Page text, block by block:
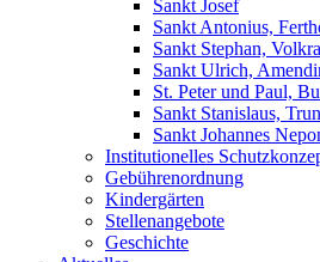
Sankt Josef
Sankt Antonius,
Sankt Stephan,
Sankt Ulrich,
St. Peter und Paul,
Sankt Stanislaus,
Sankt Johannes
Institutionelles
Gebührenordnung
Kindergärten
Stellenangebote
Geschichte